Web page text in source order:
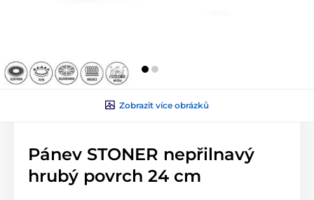
Zobrazit více obrázků
Pánev STONER nepřilnavý
hrubý povrch 24 cm